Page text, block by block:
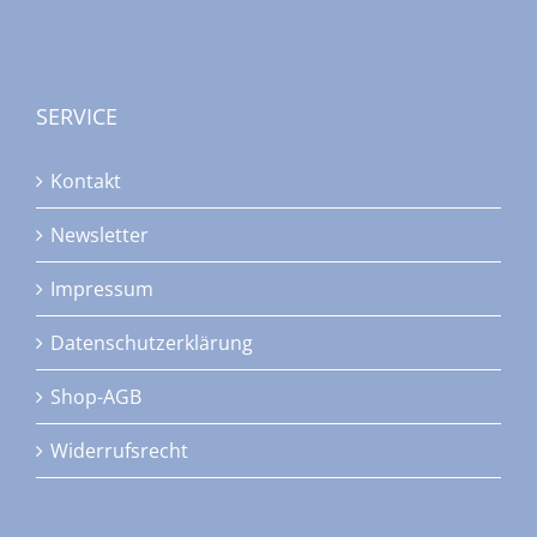
SERVICE
Kontakt
Newsletter
Impressum
Datenschutzerklärung
Shop-AGB
Widerrufsrecht